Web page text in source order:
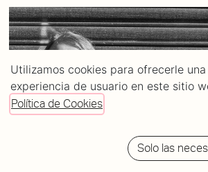
Utilizamos cookies para ofrecerle
experiencia de usuario en este sitio
Política de Cookies
Solo las